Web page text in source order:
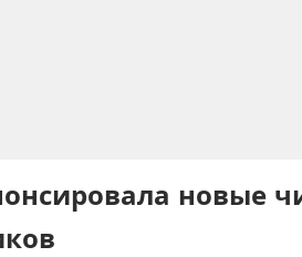
новые